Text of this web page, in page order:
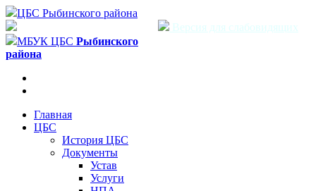
ЦБС Рыбинского района
Версия для слабовидящих
МБУК ЦБС Рыбинского
района
Главная
ЦБС
История ЦБС
Документы
Устав
Услуги